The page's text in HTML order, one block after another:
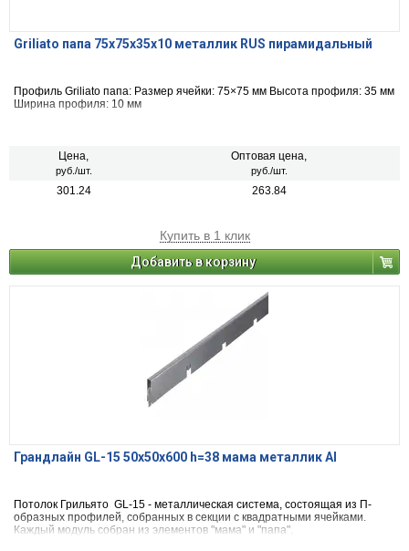
Griliato папа 75x75x35x10 металлик RUS пирамидальный
Профиль Griliato папа: Размер ячейки: 75×75 мм Высота профиля: 35 мм
Ширина профиля: 10 мм
Цена,
руб./шт.
Оптовая цена,
руб./шт.
301.24 263.84
Купить в 1 клик
Добавить в корзину
Грандлайн GL-15 50х50х600 h=38 мама металлик Al
Потолок Грильято GL-15 - металлическая система, состоящая из П-
образных профилей, собранных в секции с квадратными ячейками.
Каждый модуль собран из элементов "мама" и "папа".